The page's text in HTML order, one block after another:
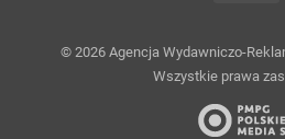
© 2026 Agencja Wydawniczo-
Wszystkie prawa